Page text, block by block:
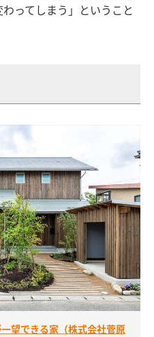
ってしまう」ということ
望できる家（株式会社菅原